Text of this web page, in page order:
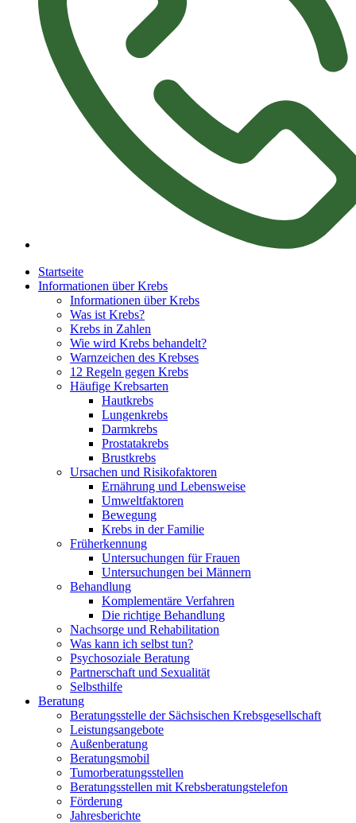
Startseite
Informationen über Krebs
Informationen über Krebs
Was ist Krebs?
Krebs in Zahlen
Wie wird Krebs behandelt?
Warnzeichen des Krebses
12 Regeln gegen Krebs
Häufige Krebsarten
Hautkrebs
Lungenkrebs
Darmkrebs
Prostatakrebs
Brustkrebs
Ursachen und Risikofaktoren
Ernährung und Lebensweise
Umweltfaktoren
Bewegung
Krebs in der Familie
Früherkennung
Untersuchungen für Frauen
Untersuchungen bei Männern
Behandlung
Komplementäre Verfahren
Die richtige Behandlung
Nachsorge und Rehabilitation
Was kann ich selbst tun?
Psychosoziale Beratung
Partnerschaft und Sexualität
Selbsthilfe
Beratung
Beratungsstelle der Sächsischen Krebsgesellschaft
Leistungsangebote
Außenberatung
Beratungsmobil
Tumorberatungsstellen
Beratungsstellen mit Krebsberatungstelefon
Förderung
Jahresberichte